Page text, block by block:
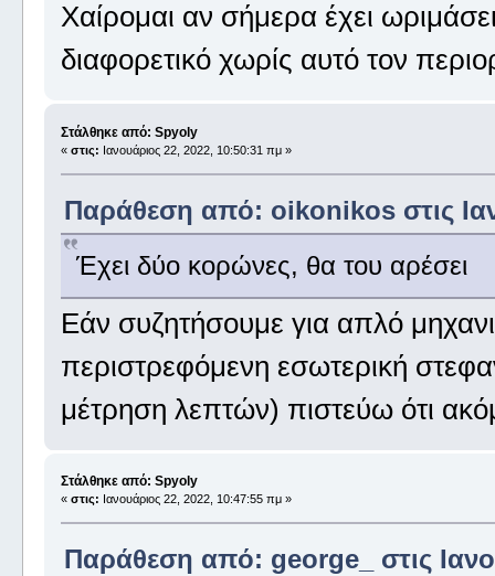
Χαίρομαι αν σήμερα έχει
διαφορετικό χωρίς αυτό τον
Στάλθηκε από: Spyoly
« στις: Ιανουάριος 22, 2022, 10:50:31 πμ »
Παράθεση από: oikonikos στις
Έχει δύο κορώνες, θα του αρέσει
Εάν συζητήσουμε για απλό
περιστρεφόμενη εσωτερική
μέτρηση λεπτών) πιστεύω ότι
Στάλθηκε από: Spyoly
« στις: Ιανουάριος 22, 2022, 10:47:55 πμ »
Παράθεση από: george_ στις